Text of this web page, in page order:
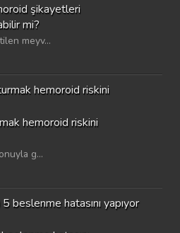
şikayetleri
mi?
meyv...
hemoroid riskini
g...